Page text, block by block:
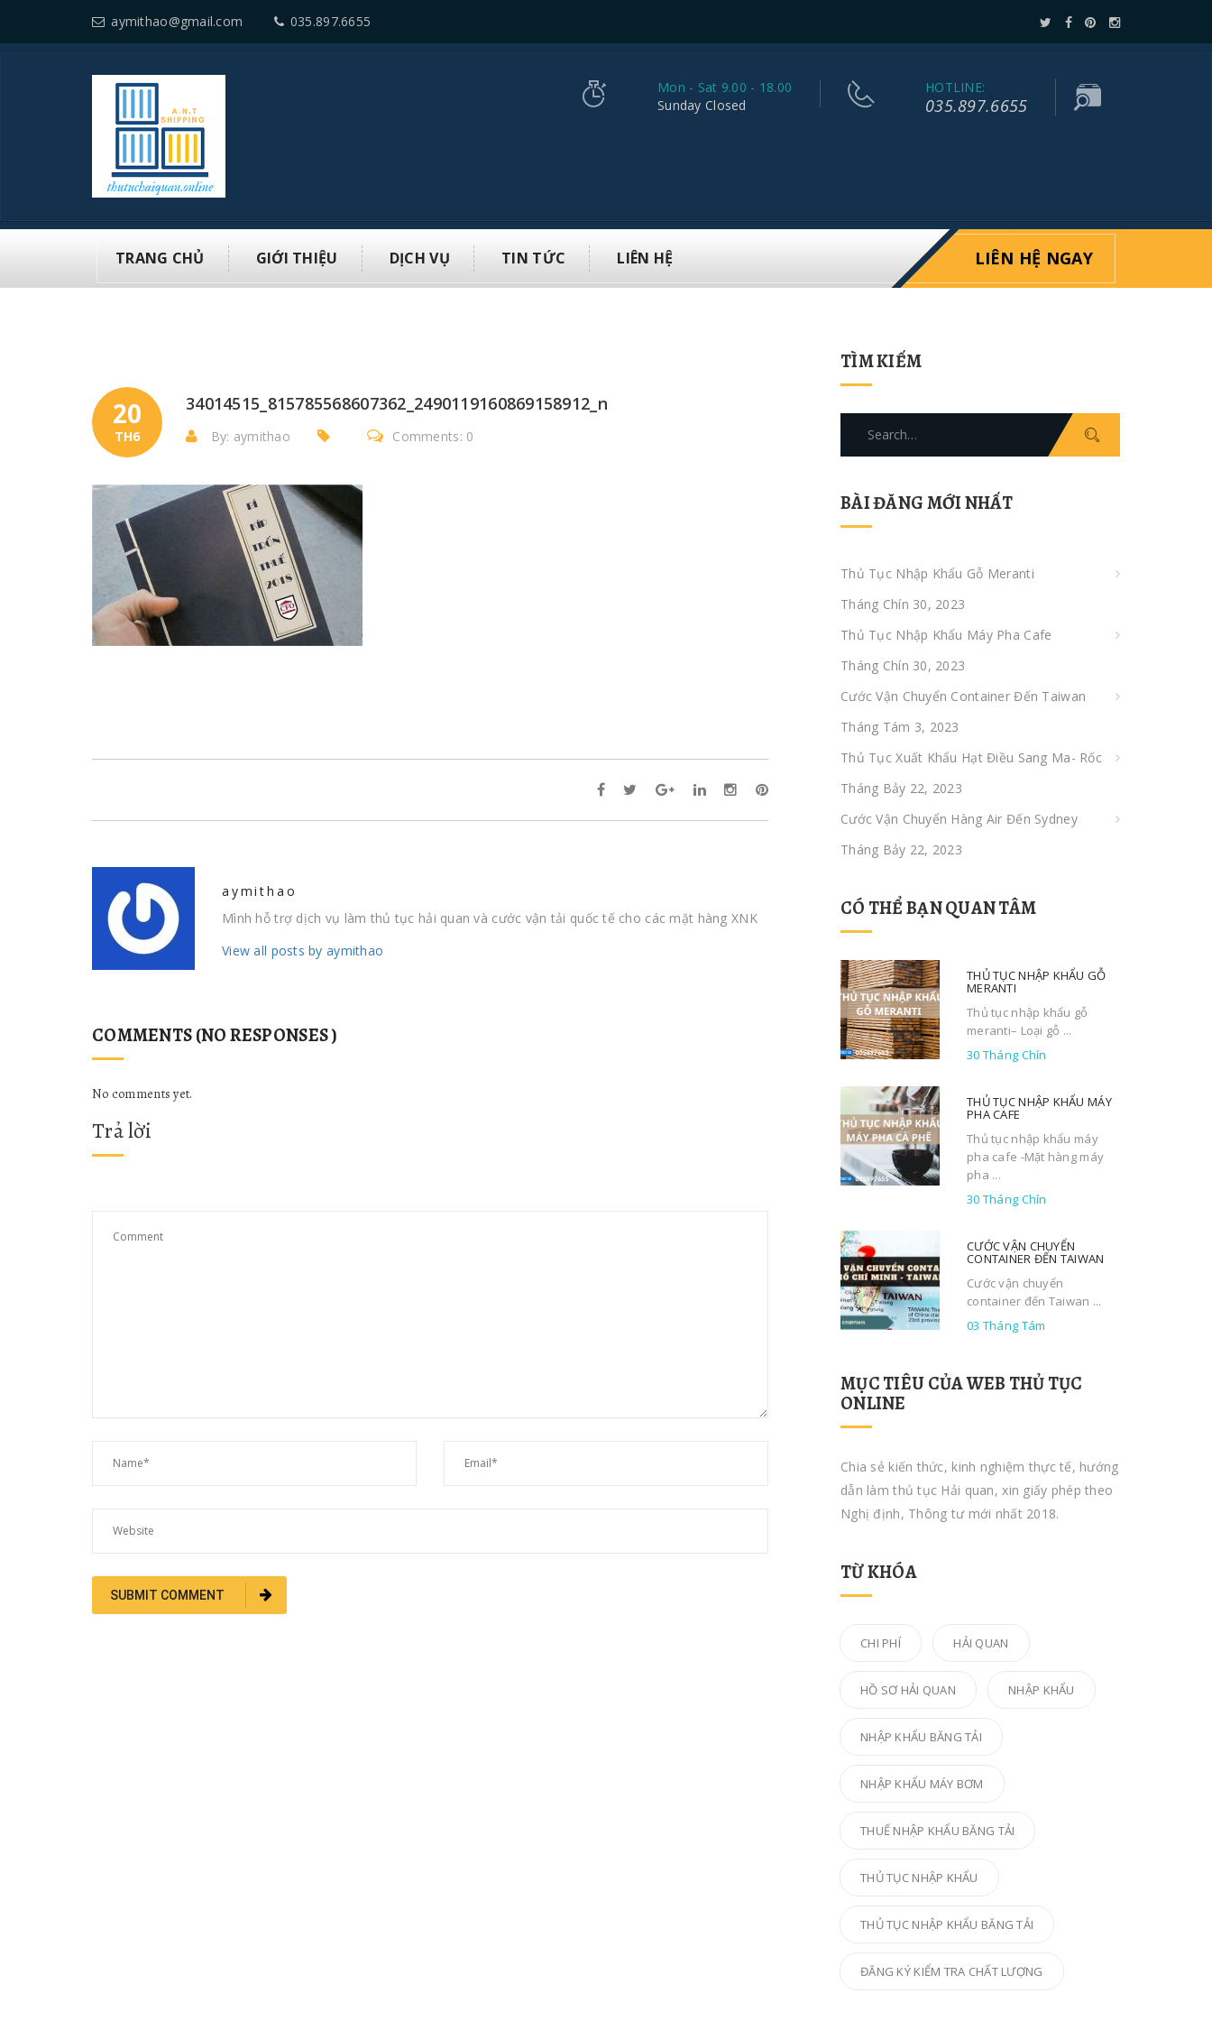
aymithao@gmail.com 035.897.6655
Mon - Sat 9.00 - 18.00
Sunday Closed
HOTLINE:
035.897.6655
TRANG CHỦ GIỚI THIỆU DỊCH VỤ TIN TỨC LIÊN HỆ LIÊN HỆ NGAY
20
TH6
34014515_815785568607362_2490119160869158912_n
By: aymithao Comments: 0
aymithao
Mình hỗ trợ dịch vụ làm thủ tục hải quan và cước vận tải quốc tế cho các mặt hàng XNK
View all posts by aymithao
COMMENTS (NO RESPONSES )
No comments yet.
Trả lời
TÌM KIẾM
BÀI ĐĂNG MỚI NHẤT
Thủ Tục Nhập Khẩu Gỗ Meranti
Tháng Chín 30, 2023
Thủ Tục Nhập Khẩu Máy Pha Cafe
Tháng Chín 30, 2023
Cước Vận Chuyển Container Đến Taiwan
Tháng Tám 3, 2023
Thủ Tục Xuất Khẩu Hạt Điều Sang Ma- Rốc
Tháng Bảy 22, 2023
Cước Vận Chuyển Hàng Air Đến Sydney
Tháng Bảy 22, 2023
CÓ THỂ BẠN QUAN TÂM
THỦ TỤC NHẬP KHẨU GỖ
MERANTI
Thủ tục nhập khẩu gỗ
meranti– Loại gỗ ...
30 Tháng Chín
THỦ TỤC NHẬP KHẨU MÁY
PHA CAFE
Thủ tục nhập khẩu máy
pha cafe -Mặt hàng máy
pha ...
30 Tháng Chín
CƯỚC VẬN CHUYỂN
CONTAINER ĐẾN TAIWAN
Cước vận chuyển
container đến Taiwan ...
03 Tháng Tám
MỤC TIÊU CỦA WEB THỦ TỤC
ONLINE
Chia sẻ kiến thức, kinh nghiệm thực tế, hướng
dẫn làm thủ tục Hải quan, xin giấy phép theo
Nghị định, Thông tư mới nhất 2018.
TỪ KHÓA
CHI PHÍ HẢI QUAN
HỒ SƠ HẢI QUAN NHẬP KHẨU
NHẬP KHẨU BĂNG TẢI
NHẬP KHẨU MÁY BƠM
THUẾ NHẬP KHẨU BĂNG TẢI
THỦ TỤC NHẬP KHẨU
THỦ TỤC NHẬP KHẨU BĂNG TẢI
ĐĂNG KÝ KIỂM TRA CHẤT LƯỢNG